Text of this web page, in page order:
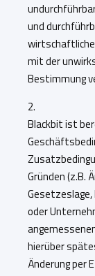
und
mit der
Bestimmung
2.
Blackbit ist
Gründen (z.B.
oder
hierüber
Änderung per